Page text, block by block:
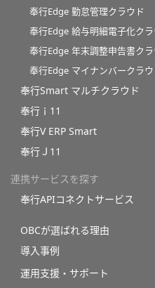
奉行Edge 勤怠管理クラウド
奉行Edge 給与明細電子化クラ
奉行Edge 年末調整申告書クラ
奉行Edge マイナンバークラウ
奉行Smart マルチクラウド
奉行ｉ11
奉行V ERP Smart
奉行Ｊ11
連携サービスを探す
奉行APIコネクトサービス
OBCが選ばれる理由
導入事例
運用支援・サポート